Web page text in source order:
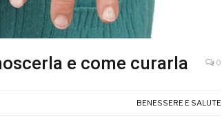
e come curarla 0
BENESSERE E SALUTE